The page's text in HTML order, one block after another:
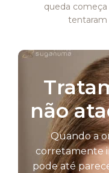
queda
tentaram
não
Quando a
corretamente
pode até